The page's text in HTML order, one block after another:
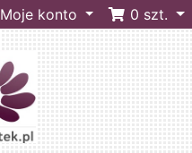
Moje konto 0 szt.